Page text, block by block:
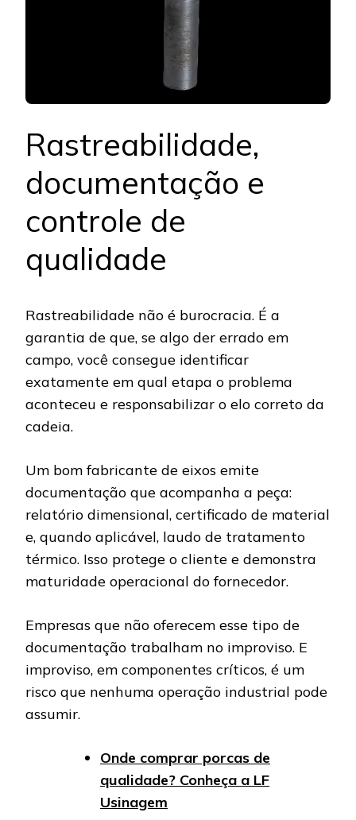
Rastreabilidade,
documentação e
controle de
qualidade
Rastreabilidade não é burocracia. É a
garantia de que, se algo der errado em
campo, você consegue identificar
exatamente em qual etapa o problema
aconteceu e responsabilizar o elo correto da
cadeia.
Um bom fabricante de eixos emite
documentação que acompanha a peça:
relatório dimensional, certificado de material
e, quando aplicável, laudo de tratamento
térmico. Isso protege o cliente e demonstra
maturidade operacional do fornecedor.
Empresas que não oferecem esse tipo de
documentação trabalham no improviso. E
improviso, em componentes críticos, é um
risco que nenhuma operação industrial pode
assumir.
Onde comprar porcas de
qualidade? Conheça a LF
Usinagem